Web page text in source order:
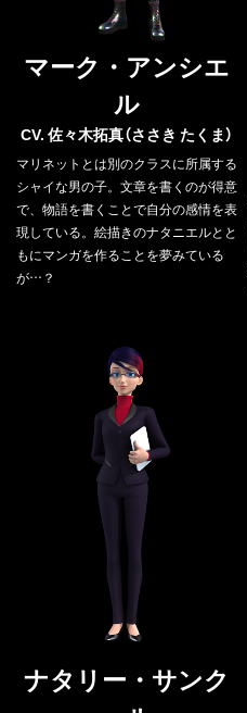
マーク・アンシエ
ル
CV. 佐々木拓真（ささき たくま）
マリネットとは別のクラスに所属する
シャイな男の子。文章を書くのが得意
で、物語を書くことで自分の感情を表
現している。絵描きのナタニエルとと
もにマンガを作ることを夢みている
が…？
ナタリー・サンク